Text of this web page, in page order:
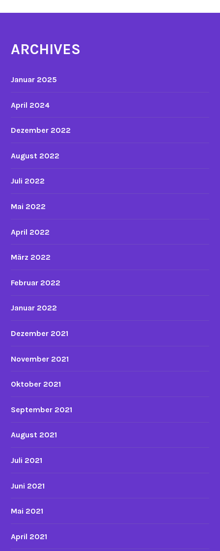
ARCHIVES
Januar 2025
April 2024
Dezember 2022
August 2022
Juli 2022
Mai 2022
April 2022
März 2022
Februar 2022
Januar 2022
Dezember 2021
November 2021
Oktober 2021
September 2021
August 2021
Juli 2021
Juni 2021
Mai 2021
April 2021